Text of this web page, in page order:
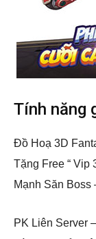
Tính năng
Đồ Hoạ 3D
Tặng Free “ Vip
Mạnh Săn
PK Liên Server